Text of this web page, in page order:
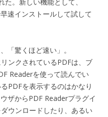
速インストールして試して
「驚くほど速い」。
ンクされているPDFは、ブ
Readerを使って読んでい
PDFを表示するのはかなり
ザからPDF Readerプラグイ
ウンロードしたり、あるい